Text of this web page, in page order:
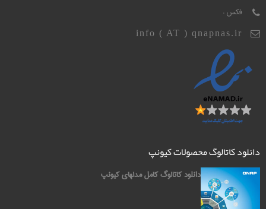
فکس :
info ( AT ) qnapnas.ir
دانلود کاتالوگ محصولات کیونپ
دانلود کاتالوگ کامل مدلهای کیونپ